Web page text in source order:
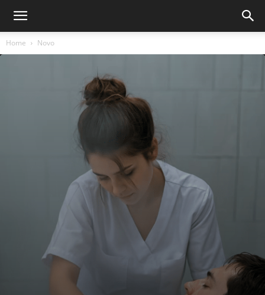
Home Novo